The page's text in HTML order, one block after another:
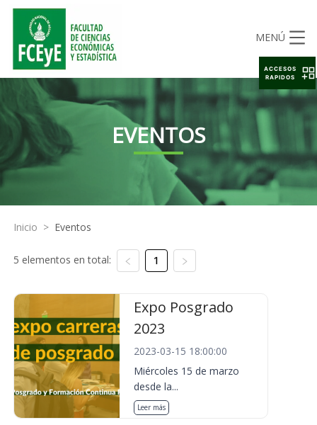
MENÚ
EVENTOS
Inicio > Eventos
5 elementos en total: 1
Expo Posgrado
2023
2023-03-15 18:00:00
Miércoles 15 de marzo
desde la...
Leer más
ACCESOS
RAPIDOS